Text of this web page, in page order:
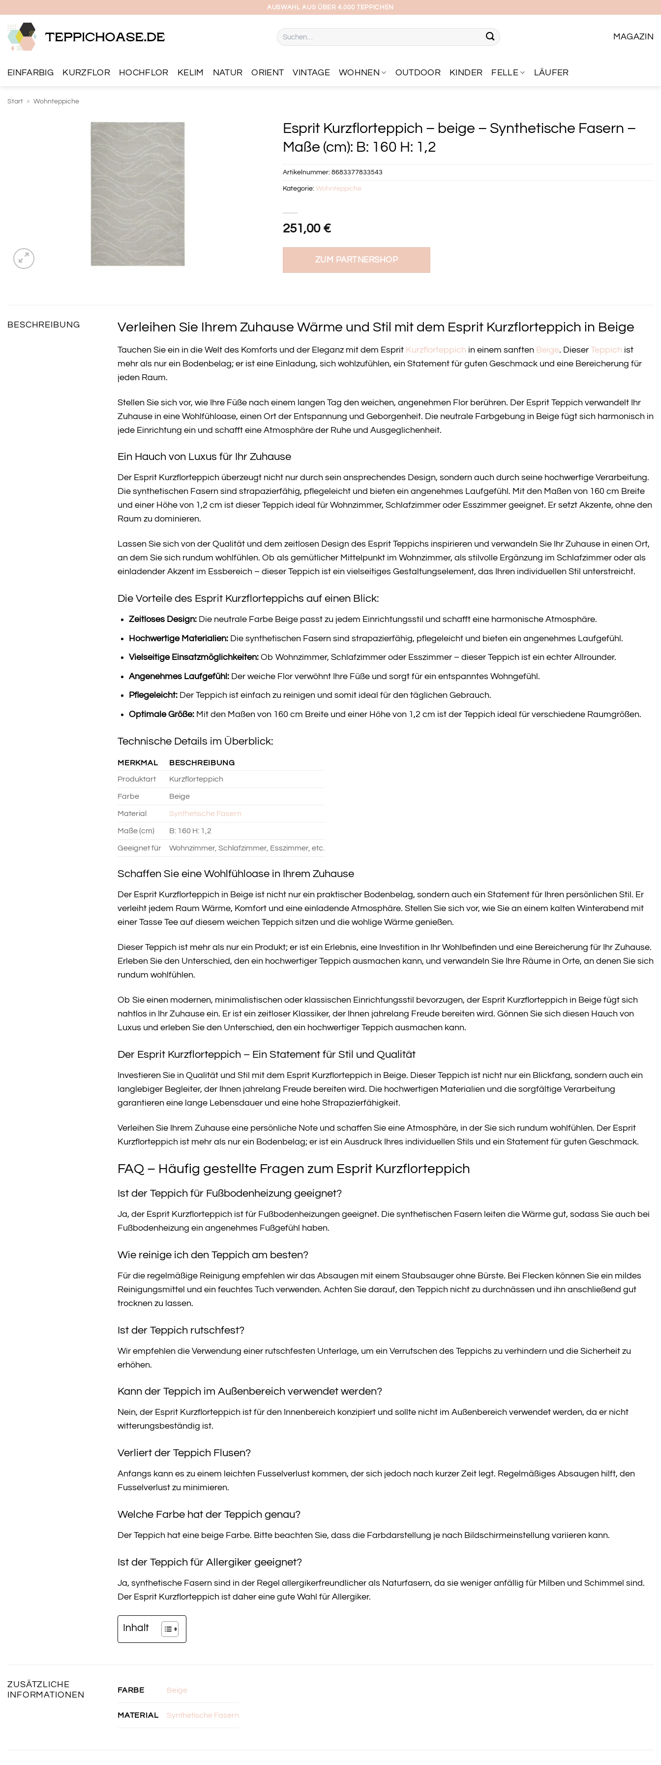
springen
AUSWAHL AUS ÜBER 4.000 TEPPICHEN
Suchen
nach:
MAGAZIN
EINFARBIG KURZFLOR HOCHFLOR KELIM NATUR ORIENT VINTAGE WOHNEN OUTDOOR KINDER FELLE LÄUFER
Start » Wohnteppiche
Esprit Kurzflorteppich – beige – Synthetische Fasern –
Maße (cm): B: 160 H: 1,2
251,00 €
ZUM PARTNERSHOP
Artikelnummer: 8683377833543
Kategorie: Wohnteppiche
BESCHREIBUNG Verleihen Sie Ihrem Zuhause Wärme und Stil mit dem Esprit Kurzflorteppich in Beige
Tauchen Sie ein in die Welt des Komforts und der Eleganz mit dem Esprit Kurzflorteppich in einem sanften Beige. Dieser Teppich ist
mehr als nur ein Bodenbelag; er ist eine Einladung, sich wohlzufühlen, ein Statement für guten Geschmack und eine Bereicherung für
jeden Raum.
Stellen Sie sich vor, wie Ihre Füße nach einem langen Tag den weichen, angenehmen Flor berühren. Der Esprit Teppich verwandelt Ihr
Zuhause in eine Wohlfühloase, einen Ort der Entspannung und Geborgenheit. Die neutrale Farbgebung in Beige fügt sich harmonisch in
jede Einrichtung ein und schafft eine Atmosphäre der Ruhe und Ausgeglichenheit.
Ein Hauch von Luxus für Ihr Zuhause
Der Esprit Kurzflorteppich überzeugt nicht nur durch sein ansprechendes Design, sondern auch durch seine hochwertige Verarbeitung.
Die synthetischen Fasern sind strapazierfähig, pflegeleicht und bieten ein angenehmes Laufgefühl. Mit den Maßen von 160 cm Breite
und einer Höhe von 1,2 cm ist dieser Teppich ideal für Wohnzimmer, Schlafzimmer oder Esszimmer geeignet. Er setzt Akzente, ohne den
Raum zu dominieren.
Lassen Sie sich von der Qualität und dem zeitlosen Design des Esprit Teppichs inspirieren und verwandeln Sie Ihr Zuhause in einen Ort,
an dem Sie sich rundum wohlfühlen. Ob als gemütlicher Mittelpunkt im Wohnzimmer, als stilvolle Ergänzung im Schlafzimmer oder als
einladender Akzent im Essbereich – dieser Teppich ist ein vielseitiges Gestaltungselement, das Ihren individuellen Stil unterstreicht.
Die Vorteile des Esprit Kurzflorteppichs auf einen Blick:
Zeitloses Design:Die neutrale Farbe Beige passt zu jedem Einrichtungsstil und schafft eine harmonische Atmosphäre.
Hochwertige Materialien:Die synthetischen Fasern sind strapazierfähig, pflegeleicht und bieten ein angenehmes Laufgefühl.
Vielseitige Einsatzmöglichkeiten:Ob Wohnzimmer, Schlafzimmer oder Esszimmer – dieser Teppich ist ein echter Allrounder.
Angenehmes Laufgefühl:Der weiche Flor verwöhnt Ihre Füße und sorgt für ein entspanntes Wohngefühl.
Pflegeleicht:Der Teppich ist einfach zu reinigen und somit ideal für den täglichen Gebrauch.
Optimale Größe:Mit den Maßen von 160 cm Breite und einer Höhe von 1,2 cm ist der Teppich ideal für verschiedene Raumgrößen.
Technische Details im Überblick:
MERKMAL BESCHREIBUNG
Produktart Kurzflorteppich
Farbe Beige
Material Synthetische Fasern
Maße (cm) B: 160 H: 1,2
Geeignet für Wohnzimmer, Schlafzimmer, Esszimmer, etc.
Schaffen Sie eine Wohlfühloase in Ihrem Zuhause
Der Esprit Kurzflorteppich in Beige ist nicht nur ein praktischer Bodenbelag, sondern auch ein Statement für Ihren persönlichen Stil. Er
verleiht jedem Raum Wärme, Komfort und eine einladende Atmosphäre. Stellen Sie sich vor, wie Sie an einem kalten Winterabend mit
einer Tasse Tee auf diesem weichen Teppich sitzen und die wohlige Wärme genießen.
Dieser Teppich ist mehr als nur ein Produkt; er ist ein Erlebnis, eine Investition in Ihr Wohlbefinden und eine Bereicherung für Ihr Zuhause.
Erleben Sie den Unterschied, den ein hochwertiger Teppich ausmachen kann, und verwandeln Sie Ihre Räume in Orte, an denen Sie sich
rundum wohlfühlen.
Ob Sie einen modernen, minimalistischen oder klassischen Einrichtungsstil bevorzugen, der Esprit Kurzflorteppich in Beige fügt sich
nahtlos in Ihr Zuhause ein. Er ist ein zeitloser Klassiker, der Ihnen jahrelang Freude bereiten wird. Gönnen Sie sich diesen Hauch von
Luxus und erleben Sie den Unterschied, den ein hochwertiger Teppich ausmachen kann.
Der Esprit Kurzflorteppich – Ein Statement für Stil und Qualität
Investieren Sie in Qualität und Stil mit dem Esprit Kurzflorteppich in Beige. Dieser Teppich ist nicht nur ein Blickfang, sondern auch ein
langlebiger Begleiter, der Ihnen jahrelang Freude bereiten wird. Die hochwertigen Materialien und die sorgfältige Verarbeitung
garantieren eine lange Lebensdauer und eine hohe Strapazierfähigkeit.
Verleihen Sie Ihrem Zuhause eine persönliche Note und schaffen Sie eine Atmosphäre, in der Sie sich rundum wohlfühlen. Der Esprit
Kurzflorteppich ist mehr als nur ein Bodenbelag; er ist ein Ausdruck Ihres individuellen Stils und ein Statement für guten Geschmack.
FAQ – Häufig gestellte Fragen zum Esprit Kurzflorteppich
Ist der Teppich für Fußbodenheizung geeignet?
Ja, der Esprit Kurzflorteppich ist für Fußbodenheizungen geeignet. Die synthetischen Fasern leiten die Wärme gut, sodass Sie auch bei
Fußbodenheizung ein angenehmes Fußgefühl haben.
Wie reinige ich den Teppich am besten?
Für die regelmäßige Reinigung empfehlen wir das Absaugen mit einem Staubsauger ohne Bürste. Bei Flecken können Sie ein mildes
Reinigungsmittel und ein feuchtes Tuch verwenden. Achten Sie darauf, den Teppich nicht zu durchnässen und ihn anschließend gut
trocknen zu lassen.
Ist der Teppich rutschfest?
Wir empfehlen die Verwendung einer rutschfesten Unterlage, um ein Verrutschen des Teppichs zu verhindern und die Sicherheit zu
erhöhen.
Kann der Teppich im Außenbereich verwendet werden?
Nein, der Esprit Kurzflorteppich ist für den Innenbereich konzipiert und sollte nicht im Außenbereich verwendet werden, da er nicht
witterungsbeständig ist.
Verliert der Teppich Flusen?
Anfangs kann es zu einem leichten Fusselverlust kommen, der sich jedoch nach kurzer Zeit legt. Regelmäßiges Absaugen hilft, den
Fusselverlust zu minimieren.
Welche Farbe hat der Teppich genau?
Der Teppich hat eine beige Farbe. Bitte beachten Sie, dass die Farbdarstellung je nach Bildschirmeinstellung variieren kann.
Ist der Teppich für Allergiker geeignet?
Ja, synthetische Fasern sind in der Regel allergikerfreundlicher als Naturfasern, da sie weniger anfällig für Milben und Schimmel sind.
Der Esprit Kurzflorteppich ist daher eine gute Wahl für Allergiker.
Inhalt
ZUSÄTZLICHE
INFORMATIONEN
FARBE Beige
MATERIAL Synthetische Fasern